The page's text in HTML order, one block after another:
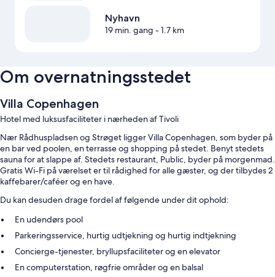
Nyhavn
19 min. gang - 1.7 km
Om overnatningsstedet
Villa Copenhagen
Hotel med luksusfaciliteter i nærheden af Tivoli
Nær Rådhuspladsen og Strøget ligger Villa Copenhagen, som byder på
en bar ved poolen, en terrasse og shopping på stedet. Benyt stedets
sauna for at slappe af. Stedets restaurant, Public, byder på morgenmad.
Gratis Wi-Fi på værelset er til rådighed for alle gæster, og der tilbydes 2
kaffebarer/caféer og en have.
Du kan desuden drage fordel af følgende under dit ophold:
En udendørs pool
Parkeringsservice, hurtig udtjekning og hurtig indtjekning
Concierge-tjenester, bryllupsfaciliteter og en elevator
En computerstation, røgfrie områder og en balsal